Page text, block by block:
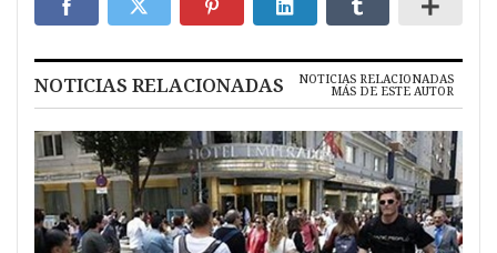
NOTICIAS RELACIONADAS NOTICIAS RELACIONADAS
MÁS DE ESTE AUTOR